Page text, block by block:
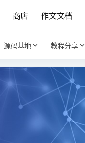
商店 作文文档
源码基地 教程分享